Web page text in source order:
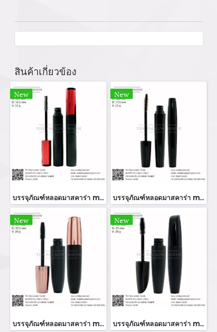
สินค้าเกี่ยวข้อง
New
บรรจุภัณฑ์หลอดมาสคาร่า mascara tube/ mascara bottle ขวมมาสคาร่า จำหน่ายบรรจุภัณฑ์เครื่องสำอางทุกประเภท
New
บรรจุภัณฑ์หลอดมาสคาร่า mascara tube/ mascara bottle ขวมมาสคาร่า จำหน่ายบรรจุภัณฑ์เครื่องสำอางทุกประเภท
New
บรรจุภัณฑ์หลอดมาสคาร่า mascara tube/ mascara bottle ขวมมาสคาร่า จำหน่ายบรรจุภัณฑ์เครื่องสำอางทุกประเภท
New
บรรจุภัณฑ์หลอดมาสคาร่า mascara tube/ mascara bottle ขวมมาสคาร่า จำหน่ายบรรจุภัณฑ์เครื่องสำอางทุกประเภท